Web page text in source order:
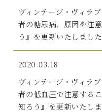
ヴィンテージ・ヴィラ
者の糖尿病、原因や注
う』を更新いたしました
2020.03.18
ヴィンテージ・ヴィラ
者の低血圧で注意する
知ろう』を更新いたしま